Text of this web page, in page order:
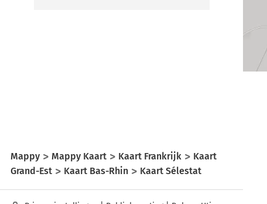
Mappy Mappy Kaart Kaart Frankrijk
Kaart
Grand-Est
Kaart Bas-Rhin Kaart Sélestat